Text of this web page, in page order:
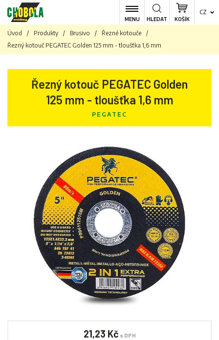
MENU KOŠÍK
CZ
HLEDAT
Úvod / Produkty / Brusivo / Řezné kotouče
/
Řezný kotouč PEGATEC Golden 125 mm - tloušťka 1,6 mm
Řezný kotouč PEGATEC Golden
125 mm - tloušťka 1,6 mm
PEGATEC
21,23 Kč s DPH